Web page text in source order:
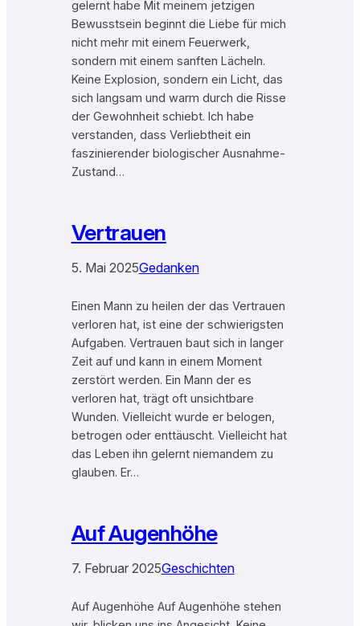
gelernt habe Mit meinem jetzigen
Bewusstsein beginnt die Liebe für mich
nicht mehr mit einem Feuerwerk,
sondern mit einem sanften Lächeln.
Keine Explosion, sondern ein Licht, das
sich langsam und warm durch die Risse
der Gewohnheit schiebt. Ich habe
verstanden, dass Verliebtheit ein
faszinierender biologischer Ausnahme-
Zustand…
Vertrauen
5. Mai 2025Gedanken
Einen Mann zu heilen der das Vertrauen
verloren hat, ist eine der schwierigsten
Aufgaben. Vertrauen baut sich in langer
Zeit auf und kann in einem Moment
zerstört werden. Ein Mann der es
verloren hat, trägt oft unsichtbare
Wunden. Vielleicht wurde er belogen,
betrogen oder enttäuscht. Vielleicht hat
das Leben ihn gelernt niemandem zu
glauben. Er…
Auf Augenhöhe
7. Februar 2025Geschichten
Auf Augenhöhe Auf Augenhöhe stehen